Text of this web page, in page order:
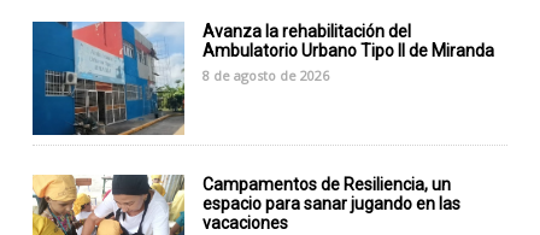
Avanza la rehabilitación del
Ambulatorio Urbano Tipo II de Miranda
8 de agosto de 2026
Campamentos de Resiliencia, un
espacio para sanar jugando en las
vacaciones